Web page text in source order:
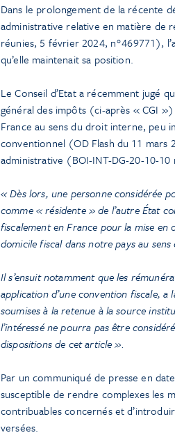
Dans le prolongement de la récente
administrative relative en matière de
réunies, 5 février 2024, n°469771),
qu’elle maintenait sa position.
Le Conseil d’Etat a récemment jugé
général des impôts (ci-après « CGI
France au sens du droit interne, peu
conventionnel (OD Flash du 11 mars
administrative (BOI-INT-DG-20-10-
« Dès lors, une personne considérée
comme « résidente » de l’autre État
fiscalement en France pour la mise
domicile fiscal dans notre pays au sens
Il s’ensuit notamment que les
application d’une convention fiscale,
soumises à la retenue à la source
l’intéressé ne pourra pas être
dispositions de cet article ».
Par un communiqué de presse en
susceptible de rendre complexes les
contribuables concernés et
versées.